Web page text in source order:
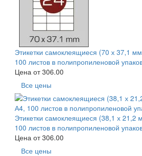
Этикетки самоклеящиеся (70 х 37,1
100 листов в полипропиленовой
Цена от306.00
Все цены
Этикетки самоклеящиеся (38,1 х 21,2
100 листов в полипропиленовой
Цена от306.00
Все цены